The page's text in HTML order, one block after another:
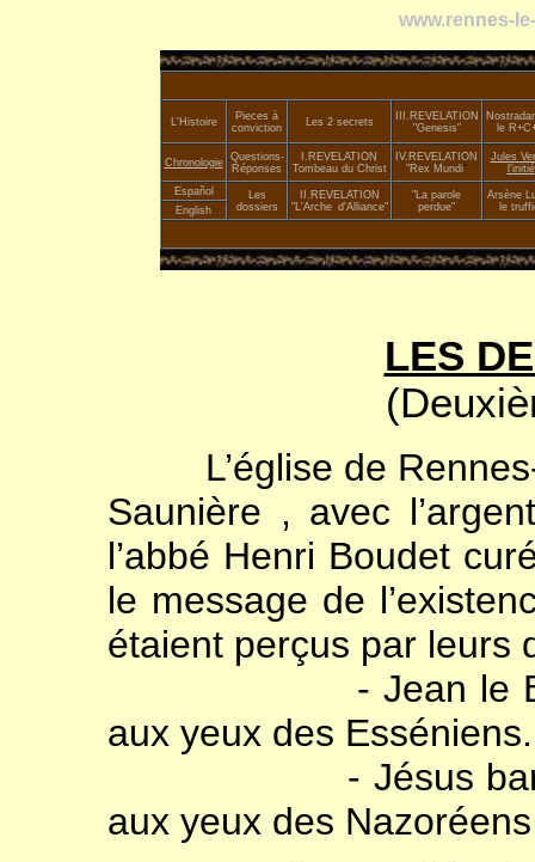
www.rennes-
L'Histoire
Pieces à
conviction
Les 2 secrets III. REVELATION
"Genesis"
le
Chronologie
Questions-
Réponses
I.REVELATION
Tombeau du Christ
IV.REVELATION
"Rex Mundi"
Jules
l'initié
Español
Les
dossiers
II. REVELATION
"L'Arche_ d'Alliance"
"La parole
perdue"
Arsène
le
English
LES
L’église de Rennes-
Saunière , avec
l’abbé Henri Boudet
le message de
étaient perçus par leurs
- Jean le
aux yeux des Esséniens.
- Jésus bar
aux yeux des